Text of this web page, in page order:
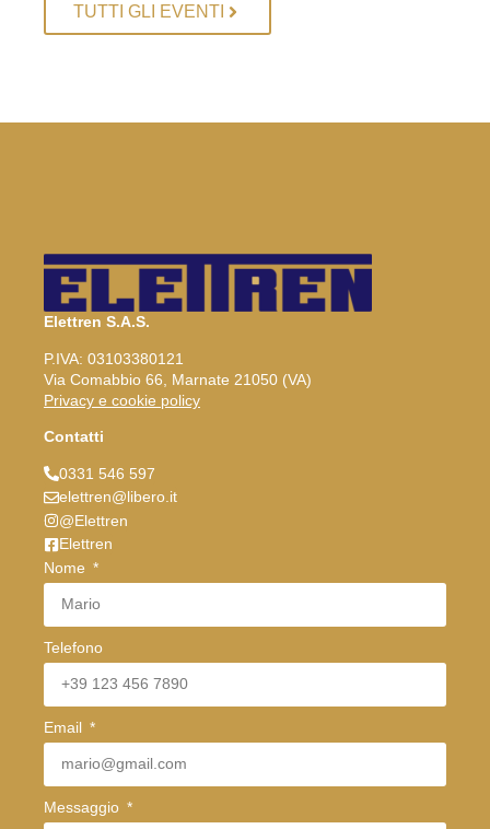
TUTTI GLI EVENTI
Elettren S.A.S.
P.IVA: 03103380121
Via Comabbio 66, Marnate 21050 (VA)
Privacy e cookie policy
Contatti
0331 546 597
elettren@libero.it
@Elettren
Elettren
Nome
Telefono
Email
Messaggio